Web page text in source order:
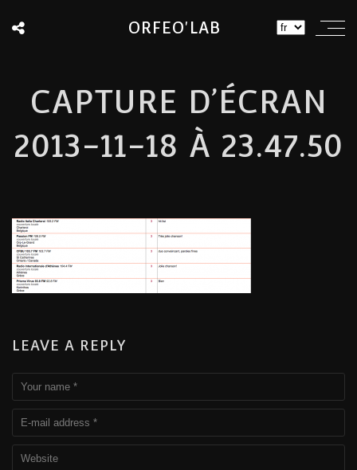
ORFEO'LAB
CAPTURE D’ÉCRAN
2013-11-18 À 23.47.50
LEAVE A REPLY